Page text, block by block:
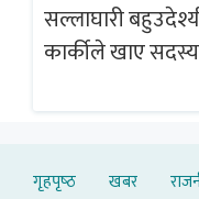
सल्लाघारी
कार्कीले खाए सदस्यको
गृहपृष्‍ठ खबर